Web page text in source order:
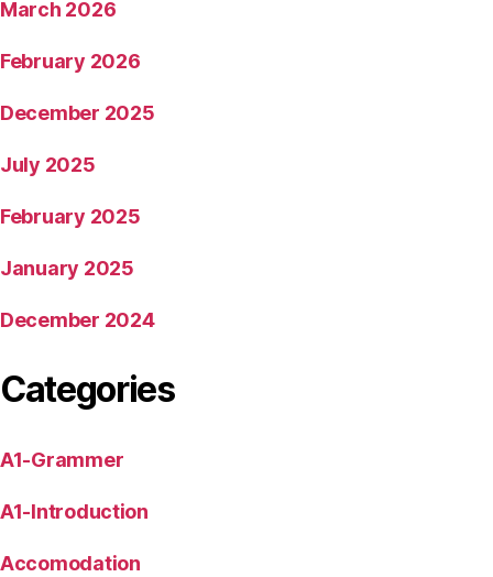
March 2026
February 2026
December 2025
July 2025
February 2025
January 2025
December 2024
Categories
A1-Grammer
A1-Introduction
Accomodation